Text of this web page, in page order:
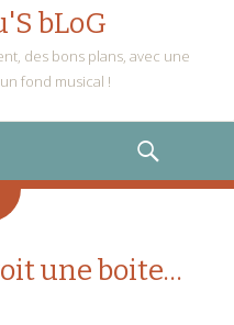
bLoG
des bons plans, avec une
fond musical !
une boite…